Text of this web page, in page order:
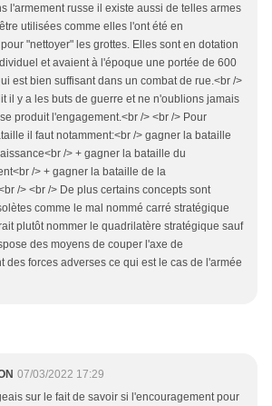
l'armement russe il existe aussi de telles armes
utilisées comme elles l'ont été en
"nettoyer" les grottes. Elles sont en dotation
et avaient à l'époque une portée de 600
est bien suffisant dans un combat de rue.<br />
il y a les buts de guerre et ne n'oublions jamais
produit l'engagement.<br /> <br /> Pour
il faut notamment:<br /> gagner la bataille
/> + gagner la bataille du
/> + gagner la bataille de la
/> <br /> De plus certains concepts sont
comme le mal nommé carré stratégique
plutôt nommer le quadrilatère stratégique sauf
des moyens de couper l'axe de
des forces adverses ce qui est le cas de l'armée
07/03/2022 17:29
sur le fait de savoir si l'encouragement pour